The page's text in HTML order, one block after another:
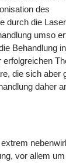
des
durch die
umso
Behandlung
die sich aber
daher
vor allem